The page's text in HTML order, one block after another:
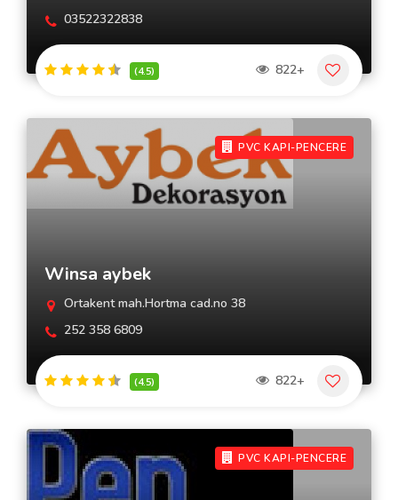
03522322838
(4.5) 822+
PVC KAPI-PENCERE
Winsa aybek
Ortakent mah.Hortma cad.no 38
252 358 6809
(4.5) 822+
PVC KAPI-PENCERE